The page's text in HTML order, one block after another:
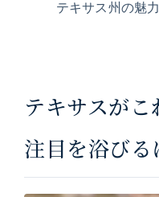
テキサス州の魅力
テキサスがこ
注目を浴びる